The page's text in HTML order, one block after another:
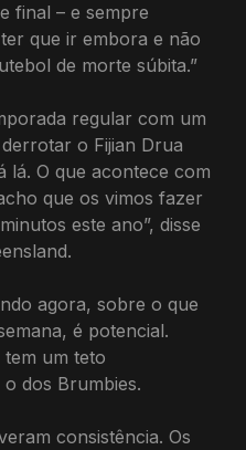
final – e sempre
que ir embora e não
de morte súbita.”
regular com um
o Fijian Drua
lá. O que acontece com
que os vimos fazer
este ano”, disse
agora, sobre o que
é potencial.
tem um teto
dos Brumbies.
consistência. Os